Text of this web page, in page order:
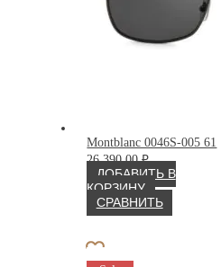
Montblanc 0046S-005 61
26 390.00₽
ДОБАВИТЬ В
КОРЗИНУ
СРАВНИТЬ